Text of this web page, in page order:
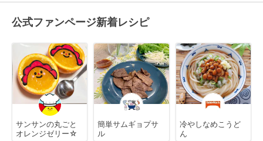
公式ファンページ新着レシピ
サンサンの丸ごと
オレンジゼリー☆
簡単サムギョプサ
ル
冷やしなめこうど
ん